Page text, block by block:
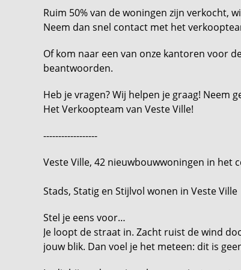
Ruim 50% van de woningen zijn verkocht,
Neem dan snel contact met het
Of kom naar een van onze kantoren voor
beantwoorden.
Heb je vragen? Wij helpen je graag! Neem
Het Verkoopteam van Veste Ville!
------------------
Veste Ville, 42 nieuwbouwwoningen in het
Stads, Statig en Stijlvol wonen in Veste Ville
Stel je eens voor…
Je loopt de straat in. Zacht ruist de wind
jouw blik. Dan voel je het meteen: dit is